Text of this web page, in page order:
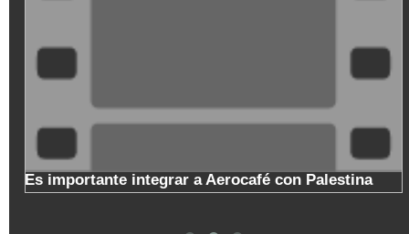
Copa Nacional de Baloncesto en el cumpleaños 173
de Manizales